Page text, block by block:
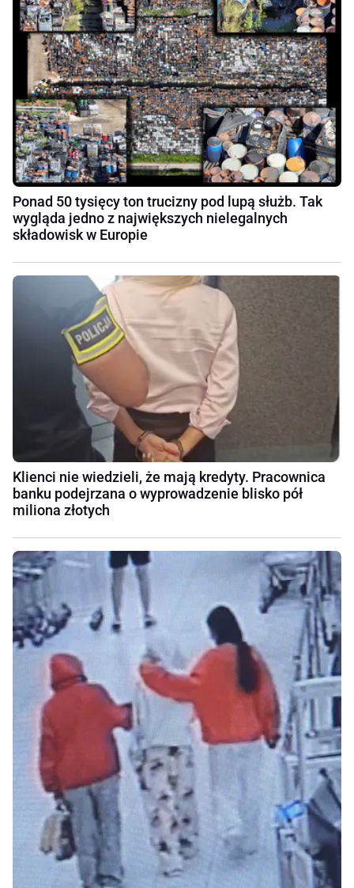
Ponad 50 tysięcy ton trucizny pod lupą służb. Tak
wygląda jedno z największych nielegalnych
składowisk w Europie
Klienci nie wiedzieli, że mają kredyty. Pracownica
banku podejrzana o wyprowadzenie blisko pół
miliona złotych